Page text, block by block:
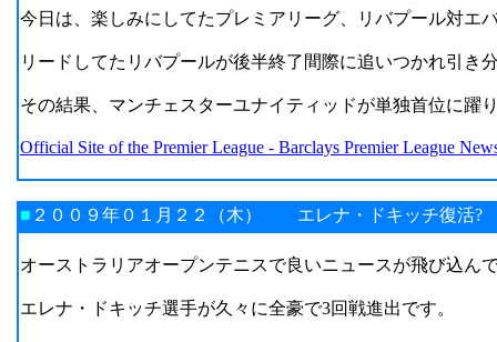
今日は、楽しみにしてたプレミアリーグ、リバプール対エ
リードしてたリバプールが後半終了間際に追いつかれ引き
その結果、マンチェスターユナイティッドが単独首位に躍
Official Site of the Premier League - Barclays Premier League
■ ２００９年０１月２２（木） エレナ・ドキッチ復活?
オーストラリアオープンテニスで良いニュースが飛び込ん
エレナ・ドキッチ選手が久々に全豪で3回戦進出です。